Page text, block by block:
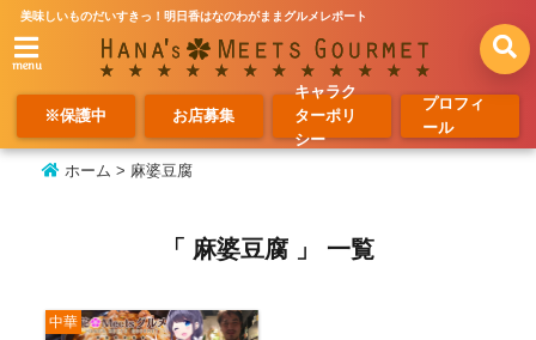
美味しいものだいすきっ！明日香はなのわがままグルメレポート
menu
※保護中 お店募集
キャラク
ターポリ
シー
プロフィ
ール
ホーム > 麻婆豆腐
「 麻婆豆腐 」 一覧
中華